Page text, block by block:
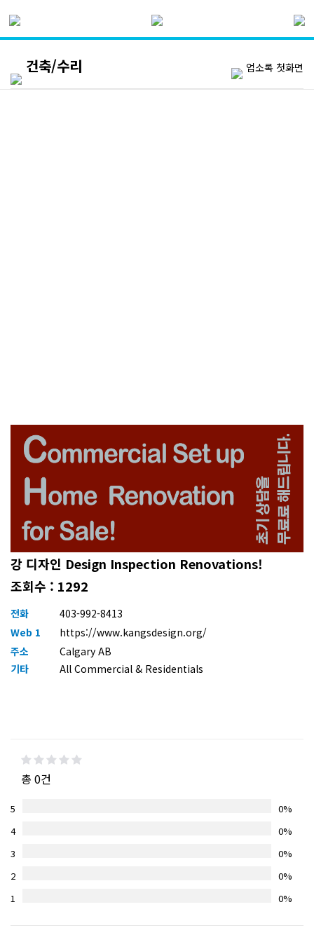
건축/수리 업소록 첫화면
강 디자인 Design Inspection Renovations!
조회수 : 1292
전화
403-992-8413
Web 1
https://www.kangsdesign.org/
주소
Calgary AB
기타
All Commercial & Residentials
총 0건
5
0%
4
0%
3
0%
2
0%
1
0%